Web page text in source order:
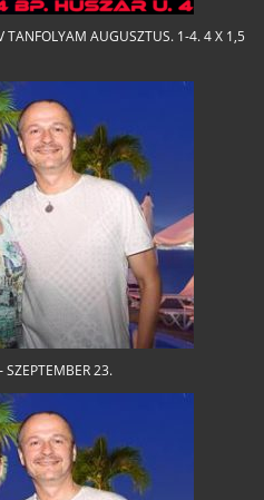
TANFOLYAM AUGUSZTUS. 1-4. 4 X 1,5
SZEPTEMBER 23.